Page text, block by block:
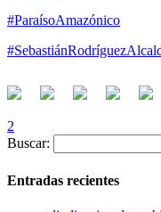
#ParaísoAmazónico
2
Buscar:
Entradas recientes